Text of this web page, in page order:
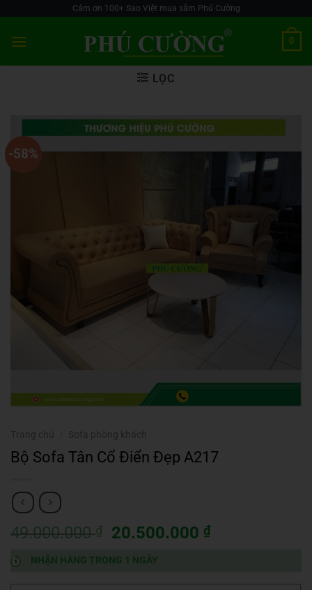
content
Cảm ơn 100+ Sao Việt mua sắm Phú Cường
0
LỌC
-58%
Bộ Sofa Tân Cổ Điển Đẹp A217
49.000.000 ₫
Giá
là:
20.500.000 ₫Giá
NHẬN HÀNG TRONG 1 NGÀY